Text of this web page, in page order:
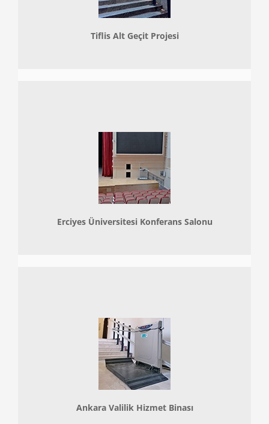
Tiflis Alt Geçit Projesi
Erciyes Üniversitesi Konferans Salonu
Ankara Valilik Hizmet Binası